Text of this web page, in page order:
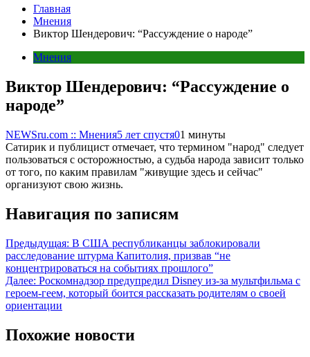
Главная
Мнения
Виктор Шендерович: “Рассуждение о народе”
Мнения
Виктор Шендерович: “Рассуждение о
народе”
NEWSru.com :: Мнения5 лет спустя01 минуты
Сатирик и публицист отмечает, что термином "народ" следует
пользоваться с осторожностью, а судьба народа зависит только
от того, по каким правилам "живущие здесь и сейчас"
организуют свою жизнь.
Навигация по записям
Предыдущая: В США республиканцы заблокировали
расследование штурма Капитолия, призвав “не
концентрироваться на событиях прошлого”
Далее: Роскомнадзор предупредил Disney из-за мультфильма c
героем-геем, который боится рассказать родителям о своей
ориентации
Похожие новости